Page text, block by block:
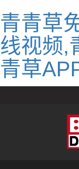
青青草
线视频,
青草